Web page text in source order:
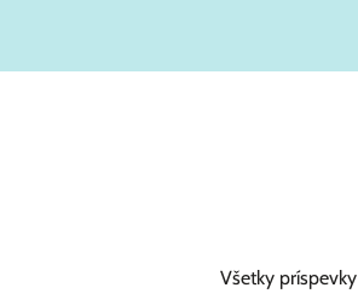
Všetky príspevky